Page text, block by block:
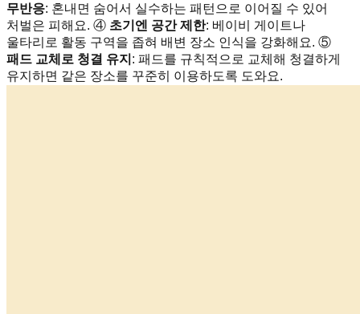
무반응: 혼내면 숨어서 실수하는 패턴으로 이어질 수 있어
처벌은 피해요. ④ 초기엔 공간 제한: 베이비 게이트나
울타리로 활동 구역을 좁혀 배변 장소 인식을 강화해요. ⑤
패드 교체로 청결 유지 : 패드를 규칙적으로 교체해 청결하게
유지하면 같은 장소를 꾸준히 이용하도록 도와요.